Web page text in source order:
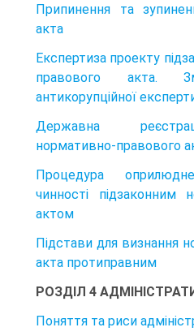
Припинення та
акта
Експертиза проекту
правового акта.
антикорупційної
Державна
нормативно-правового
Процедура
чинності підзаконним
актом
Підстави для визнання
акта протиправним
РОЗДІЛ 4
Поняття та риси